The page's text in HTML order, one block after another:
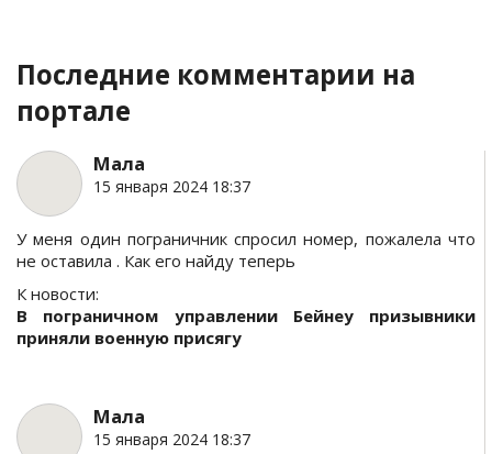
Последние комментарии на
портале
Мала
15 января 2024 18:37
У меня один пограничник спросил номер, пожалела что
не оставила . Как его найду теперь
К новости:
В пограничном управлении Бейнеу призывники
приняли военную присягу
Мала
15 января 2024 18:37